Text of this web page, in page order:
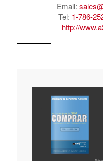
Email:
Tel: 1-786-
http://